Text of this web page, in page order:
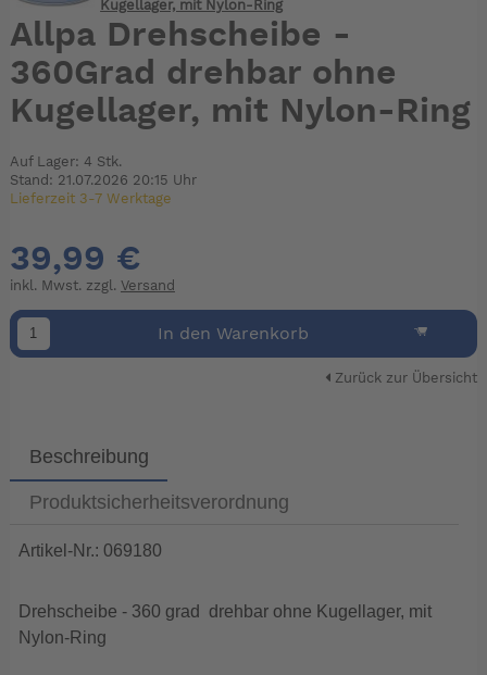
Kugellager, mit Nylon-Ring
Allpa Drehscheibe -
360Grad drehbar ohne
Kugellager, mit Nylon-Ring
Auf Lager: 4 Stk.
Stand: 21.07.2026 20:15 Uhr
Lieferzeit 3-7 Werktage
39,99 €
inkl. Mwst. zzgl. Versand
In den Warenkorb
Zurück zur Übersicht
Beschreibung
Produktsicherheitsverordnung
Artikel-Nr.: 069180
Drehscheibe - 360 grad drehbar ohne Kugellager, mit
Nylon-Ring